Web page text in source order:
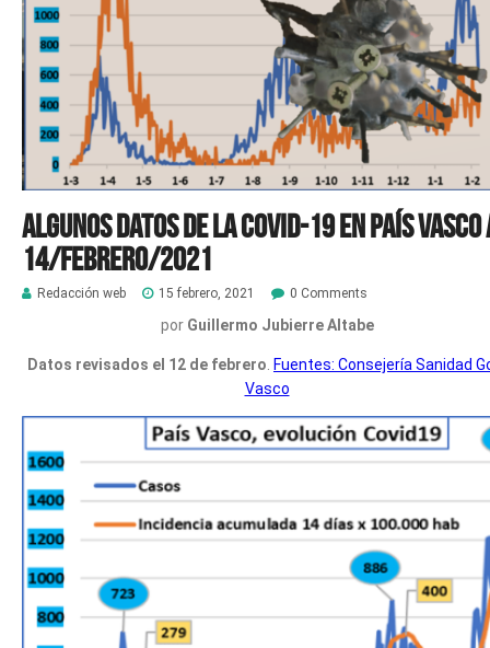
Algunos datos de la COVID-19 en País Vasco
14/febrero/2021
Redacción web 15 febrero, 2021 0 Comments
por Guillermo Jubierre Altabe
Datos revisados el 12 de febrero. Fuentes: Consejería Sanidad
Vasco